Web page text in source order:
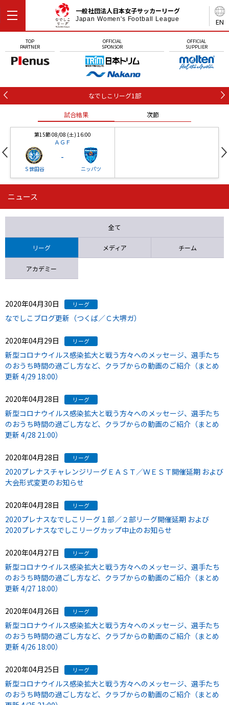
EN
一般社団法人日本女子サッカーリーグ
Japan Women's Football League
TOP
PARTNER
OFFICIAL
SPONSOR
OFFICIAL
SUPPLIER
なでしこリーグ1部
試合結果 次節
第15節 08/08 (土) 16:00
ＡＧＦ
Ｓ世田谷
-
ニッパツ
第16節 09/05 (土) 15:00
ニッパツ 石人の星
ニュース
全て
リーグ メディア チーム
アカデミー
2020年04月30日 リーグ
なでしこブログ更新（つくば／Ｃ大堺ガ）
2020年04月29日 リーグ
新型コロナウイルス感染拡大と戦う方々へのメッセージ、選手たち
のおうち時間の過ごし方など、クラブからの動画のご紹介（まとめ
更新 4/29 18:00）
2020年04月28日 リーグ
新型コロナウイルス感染拡大と戦う方々へのメッセージ、選手たち
のおうち時間の過ごし方など、クラブからの動画のご紹介（まとめ
更新 4/28 21:00）
2020年04月28日 リーグ
2020プレナスチャレンジリーグＥＡＳＴ／ＷＥＳＴ開催延期 および
大会形式変更のお知らせ
2020年04月28日 リーグ
2020プレナスなでしこリーグ１部／２部リーグ開催延期 および
2020プレナスなでしこリーグカップ中止のお知らせ
2020年04月27日 リーグ
新型コロナウイルス感染拡大と戦う方々へのメッセージ、選手たち
のおうち時間の過ごし方など、クラブからの動画のご紹介（まとめ
更新 4/27 18:00）
2020年04月26日 リーグ
新型コロナウイルス感染拡大と戦う方々へのメッセージ、選手たち
のおうち時間の過ごし方など、クラブからの動画のご紹介（まとめ
更新 4/26 18:00）
2020年04月25日 リーグ
新型コロナウイルス感染拡大と戦う方々へのメッセージ、選手たち
のおうち時間の過ごし方など、クラブからの動画のご紹介（まとめ